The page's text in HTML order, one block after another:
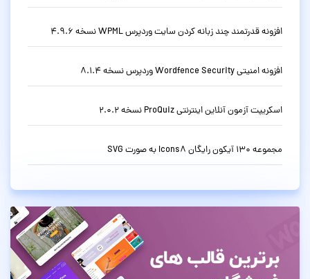
افزونه قدرتمند چند زبانه کردن سایت وردپرس WPML نسخه 4.9.6
افزونه امنیتی Wordfence Security وردپرس نسخه 8.1.4
اسکریپت آزمون آنلاین اینترنتی ProQuiz نسخه 2.0.2
مجموعه 130 آیکون رایگان Icons8 به صورت SVG